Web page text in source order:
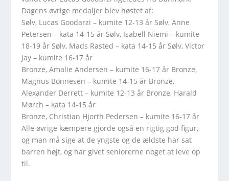
Dagens øvrige medaljer blev høstet af:
Sølv, Lucas Goodarzi – kumite 12-13 år Sølv, Anne
Petersen – kata 14-15 år Sølv, Isabell Niemi – kumite
18-19 år Sølv, Mads Rasted – kata 14-15 år Sølv, Victor
Jay – kumite 16-17 år
Bronze, Amalie Andersen – kumite 16-17 år Bronze,
Magnus Bonnesen – kumite 14-15 år Bronze,
Alexander Derrett – kumite 12-13 år Bronze, Harald
Mørch – kata 14-15 år
Bronze, Christian Hjorth Pedersen – kumite 16-17 år
Alle øvrige kæmpere gjorde også en rigtig god figur,
og man må sige at de yngste og de ældste har sat
barren højt, og har givet seniorerne noget at leve op
til.